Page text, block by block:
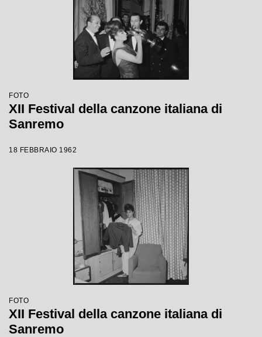
FOTO
XII Festival della canzone italiana di
Sanremo
18 FEBBRAIO 1962
FOTO
XII Festival della canzone italiana di
Sanremo